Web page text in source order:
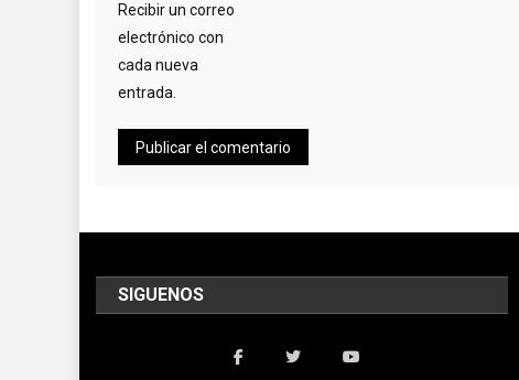
Recibir un correo
electrónico con
cada nueva
entrada.
SIGUENOS